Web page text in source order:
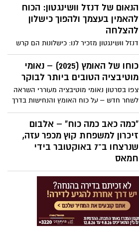
פרקטיקות יומיומיות להשגת גדולה, כולל
התחלה בהכרת תודה או מטרה, שליטה
בבוקר, טיפוח משמעת על פני מוטיבציה,
ביטול תירוצים, אימוץ כאב כשותף לצמיחה,
ביטוי חיים לקיום וסיום היום בהתבוננות
וחזרה לבניית עקביות.
הנאום של דנזל וושינגטון: הכוח
להאמין בעצמך ולהפוך כישלון
להצלחה
דנזל וושינגטון מזכיר לנו: כישלונות הם קרש
קפיצה, התמדה היא המפתח, ורק חלומות
שמגובים במעשים הופכים למציאות. צפו:
כוחו של האומץ (2025) – נאומי
מוטיבציה הטובים ביותר לבוקר
צפו בסרטון נאומי מוטיבציה מעוררי השראה
לשחר חדש – על כוח האומץ והנחישות בדרך
להצלחה
"כמה כאב כמה כוח" – אלבום
זיכרון למשפחת קוץ מכפר עזה,
שנרצחו ב־7 באוקטובר בידי
חמאס
ביום שבו המדינה כולה רעדה, גם ליבו של
המוזיקאי אשר לוי נשבר. ב-7 באוקטובר
נרצחו אחותו ליבנת קוץ, בעלה אביב ושלושת
ילדיהם – רותם, יונתן ויפתח – בביתם שבכפר
עזה, באחת מהטרגדיות הקשות של מתקפת
הטרור שזעזעה את ישראל. כעת, שנה לאחר